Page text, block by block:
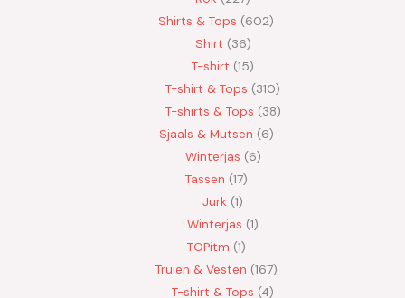
Shirts & Tops 602
Shirt 36
T-shirt 15
T-shirt & Tops 310
T-shirts & Tops 38
Sjaals & Mutsen 6
Winterjas 6
Tassen 17
Jurk 1
Winterjas 1
TOPitm 1
Truien & Vesten 167
T-shirt & Tops 4